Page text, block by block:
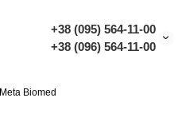
+38 (095) 564-11-00
+38 (096) 564-11-00
Meta Biomed